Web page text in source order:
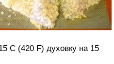
C (420 F) духовку на 15